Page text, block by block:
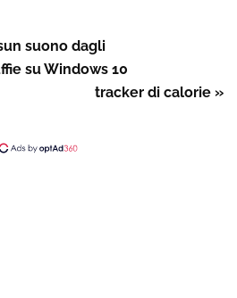
suono dagli
su Windows 10
tracker di calorie »